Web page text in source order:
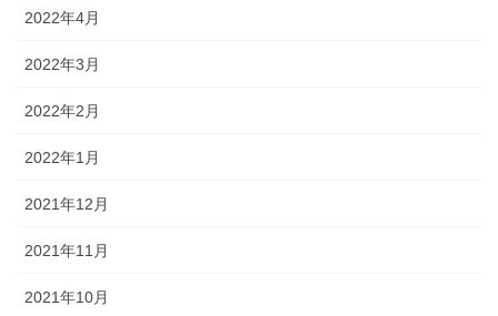
2022年4月
2022年3月
2022年2月
2022年1月
2021年12月
2021年11月
2021年10月